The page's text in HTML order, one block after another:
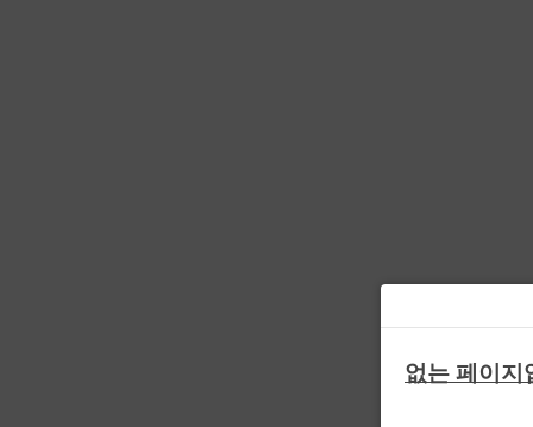
없는 페이지